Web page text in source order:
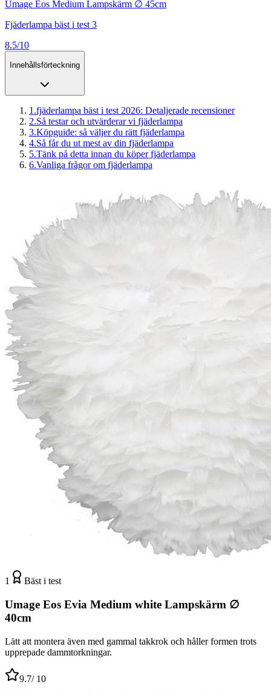
Umage Eos Medium Lampskärm ∅ 45cm
Fjäderlampa bäst i test 3
8.5/10
Innehållsförteckning
1 .fjäderlampa bäst i test 2026: Detaljerade recensioner
2.Så testar och utvärderar vi fjäderlampa
3.Köpguide: så väljer du rätt fjäderlampa
4.Så får du ut mest av din fjäderlampa
5.Tänk på detta innan du köper fjäderlampa
6.Vanliga frågor om fjäderlampa
1 Bäst i test
Umage Eos Evia Medium white Lampskärm ∅
40cm
Lätt att montera även med gammal takkrok och håller formen trots
upprepade dammtorkningar.
9.7/ 10